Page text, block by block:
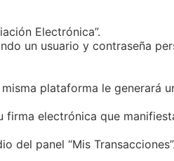
Electrónica”.
un usuario y contraseña
plataforma le generará
electrónica que
del panel “Mis Transacciones”.